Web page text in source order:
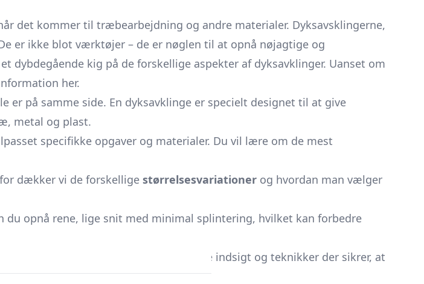
det kommer til træbearbejdning og andre materialer. Dyksavsklingerne,
er ikke blot værktøjer – de er nøglen til at opnå nøjagtige og
dybdegående kig på de forskellige aspekter af dyksavklinger. Uanset om
her.
er på samme side. En dyksavklinge er specielt designet til at give
metal og plast.
specifikke opgaver og materialer. Du vil lære om de mest
dækker vi de forskellige størrelsesvariationer og hvordan man vælger
du opnå rene, lige snit med minimal splintering, hvilket kan forbedre
. Vi vil dele indsigt og teknikker der sikrer, at